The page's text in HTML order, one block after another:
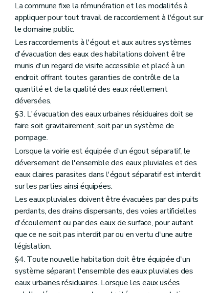
La commune fixe la rémunération et les modalités à
appliquer pour tout travail de raccordement à l'égout sur
le domaine public.
Les raccordements à l'égout et aux autres systèmes
d'évacuation des eaux des habitations doivent être
munis d'un regard de visite accessible et placé à un
endroit offrant toutes garanties de contrôle de la
quantité et de la qualité des eaux réellement
déversées.
§3. L'évacuation des eaux urbaines résiduaires doit se
faire soit gravitairement, soit par un système de
pompage.
Lorsque la voirie est équipée d'un égout séparatif, le
déversement de l'ensemble des eaux pluviales et des
eaux claires parasites dans l'égout séparatif est interdit
sur les parties ainsi équipées.
Les eaux pluviales doivent être évacuées par des puits
perdants, des drains dispersants, des voies artificielles
d'écoulement ou par des eaux de surface, pour autant
que ce ne soit pas interdit par ou en vertu d'une autre
législation.
§4. Toute nouvelle habitation doit être équipée d'un
système séparant l'ensemble des eaux pluviales des
eaux urbaines résiduaires. Lorsque les eaux usées